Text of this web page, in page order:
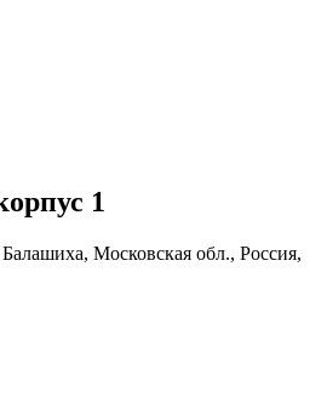
1
Московская обл., Россия,